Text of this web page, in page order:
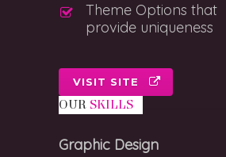
Theme Options that
provide uniqueness
VISIT SITE
OUR SKILLS
Graphic Design